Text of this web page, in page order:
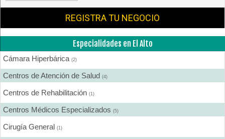
REGISTRA TU NEGOCIO
Especialidades en El Alto
Cámara Hiperbárica (2)
Centros de Atención de Salud (4)
Centros de Rehabilitación (1)
Centros Médicos Especializados (5)
Cirugía General (1)